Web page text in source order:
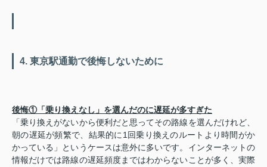
4. 東京駅通勤で後悔しないために
後悔①「乗り換えなし」を選んだのに遅延が多すぎた
「乗り換えがないから便利だと思ってその路線を選んだけれど、
朝の遅延が頻繁で、結果的に1回乗り換えのルートより時間がか
かっている」というケースは意外に多いです。インターネットの
情報だけでは路線の遅延頻度まではわからないことが多く、実際